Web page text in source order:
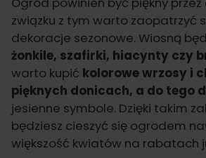
związku z tym warto zaopatrzyć
dekoracje sezonowe. Wiosną
żonkile, szafirki, hiacynty czy
warto kupić kolorowe wrzosy i
pięknych donicach, a do tego
jesienne symbole. Dzięki takim
będziesz cieszyć się ogrodem
większość kwiatów na rabatach